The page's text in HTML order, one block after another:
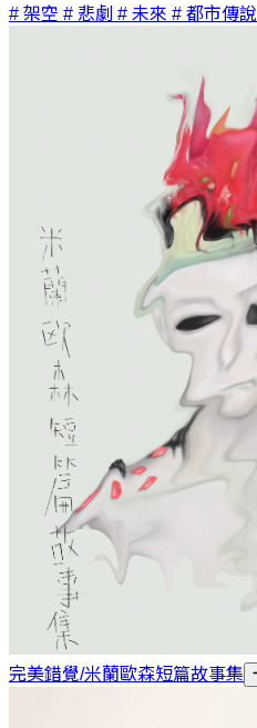
# 架空 # 悲劇 # 未來 # 都市傳說
完美錯覺/米蘭歐森短篇故事集